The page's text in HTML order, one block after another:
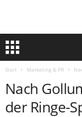
Start Marketing & PR
Nach
der Ringe-